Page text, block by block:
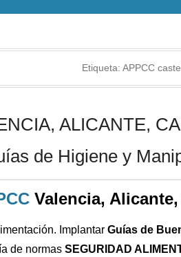
Etiqueta: APPCC
ALICANTE,
de Higiene y
Valencia,
Implantar Guías de
de normas SEGURIDAD